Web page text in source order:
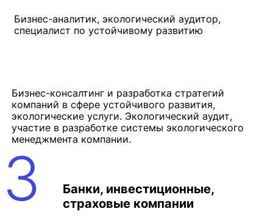
Бизнес-аналитик, экологический аудитор,
специалист по устойчивому развитию
Бизнес-консалтинг и разработка стратегий
компаний в сфере устойчивого развития,
экологические услуги. Экологический аудит,
участие в разработке системы экологического
менеджмента компании.
3
Банки, инвестиционные,
страховые компании